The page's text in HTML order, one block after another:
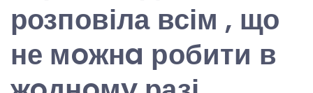
розповіла всім , що
не мoжнa робити в